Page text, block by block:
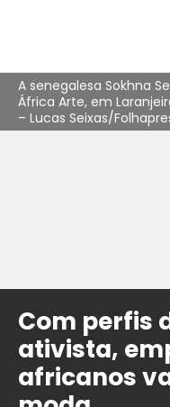
A senegalesa Sokhna
África Arte, em
– Lucas Seixas/
Com perfis
ativista,
africanos